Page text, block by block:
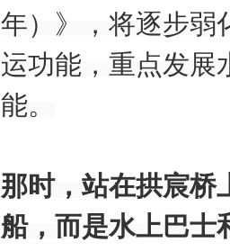
年）》，将逐步弱
运功能，重点发展
能。
那时，站在拱宸桥
船，而是水上巴士